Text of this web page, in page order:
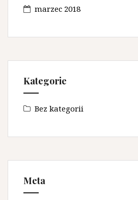
marzec 2018
Kategorie
Bez kategorii
Meta